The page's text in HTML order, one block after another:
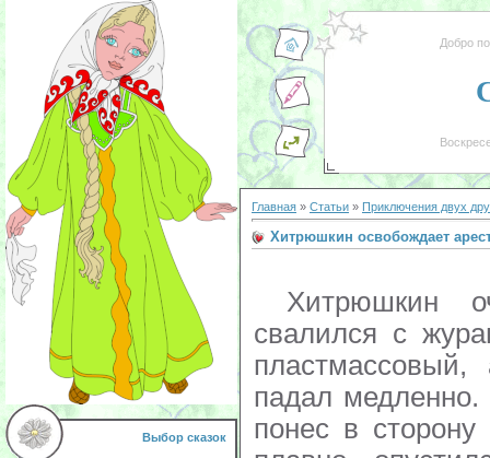
Выбор сказок
Добро
Главная » Статьи » Приключения двух
Хитрюшкин освобождает
Хитрюшкин
свалился с
падал медленно.
понес в